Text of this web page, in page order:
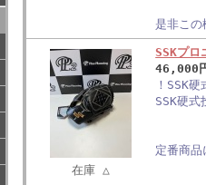
是非こ
在庫 △
SSKプ
46,000
！SSK
SSK硬式
定番商